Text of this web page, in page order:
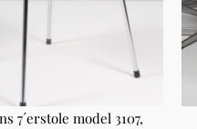
7´erstole model 3107,